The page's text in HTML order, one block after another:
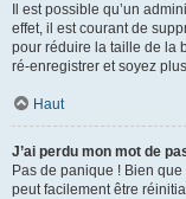
Il est possible qu’un
effet, il est courant de
pour réduire la taille de la
ré-enregistrer et soyez
Haut
J’ai perdu mon mot de
Pas de panique ! Bien
peut facilement être